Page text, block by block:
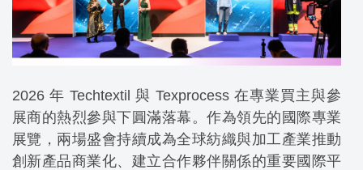
2026 年 Techtextil 與 Texprocess 在專業買主與參
展商的熱烈參與下圓滿落幕。作為領先的國際專業
展覽，兩場盛會持續成為全球紡織與加工產業推動
創新產品商業化、建立合作夥伴關係的重要國際平